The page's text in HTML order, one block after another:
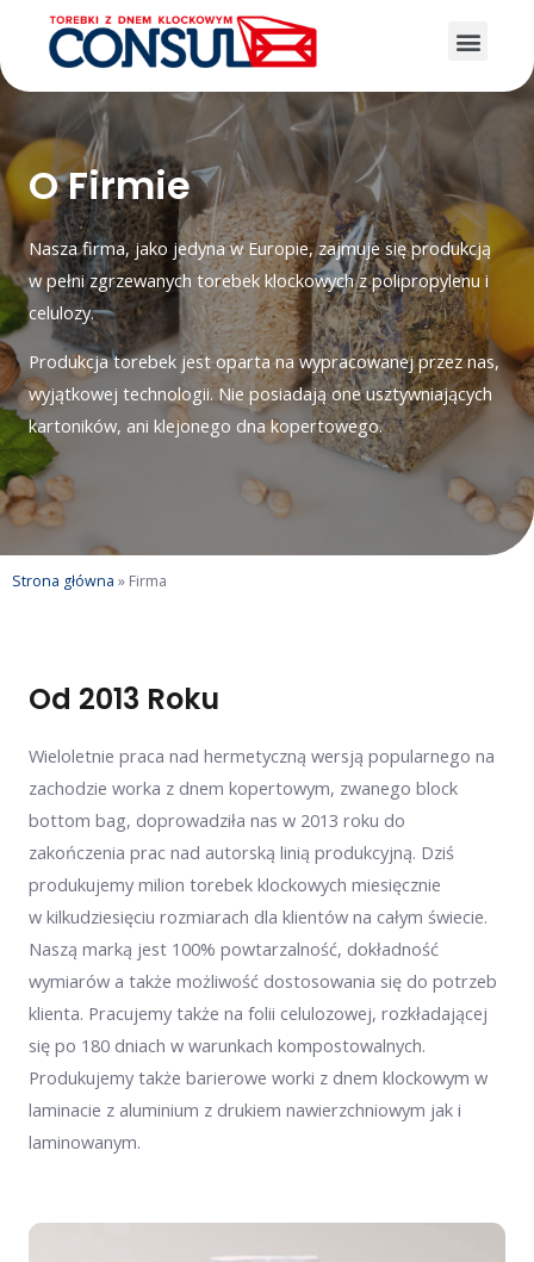
O Firmie
Nasza firma, jako jedyna w Europie, zajmuje się produkcją
w pełni zgrzewanych torebek klockowych z polipropylenu i
celulozy.
Produkcja torebek jest oparta na wypracowanej przez nas,
wyjątkowej technologii. Nie posiadają one usztywniających
kartoników, ani klejonego dna kopertowego.
Strona główna » Firma
Od 2013 Roku
Wieloletnie praca nad hermetyczną wersją popularnego na
zachodzie worka z dnem kopertowym, zwanego block
bottom bag, doprowadziła nas w 2013 roku do
zakończenia prac nad autorską linią produkcyjną. Dziś
produkujemy milion torebek klockowych miesięcznie
w kilkudziesięciu rozmiarach dla klientów na całym świecie.
Naszą marką jest 100% powtarzalność, dokładność
wymiarów a także możliwość dostosowania się do potrzeb
klienta. Pracujemy także na folii celulozowej, rozkładającej
się po 180 dniach w warunkach kompostowalnych.
Produkujemy także barierowe worki z dnem klockowym w
laminacie z aluminium z drukiem nawierzchniowym jak i
laminowanym.